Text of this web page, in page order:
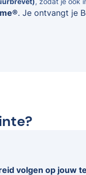
. Je ontvangt je
volgen op jouw